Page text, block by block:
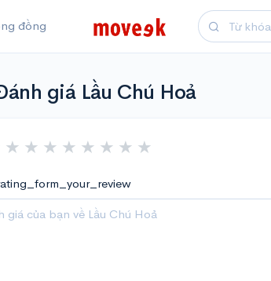
đồng
giá Lầu Chú Hoả